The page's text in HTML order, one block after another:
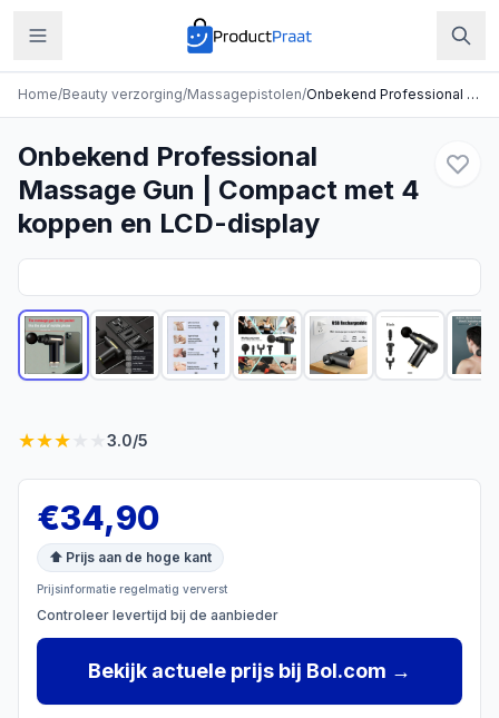
Home/Beauty verzorging/Massagepistolen/ Onbekend Professional Massage Gun | Compact met 4 koppen en LCD-display
Onbekend Professional
Massage Gun | Compact met 4
koppen en LCD-display
★★★ 3.0/5
€34,90
⬆ Prijs aan de hoge kant
Prijsinformatie regelmatig ververst
Controleer levertijd bij de aanbieder
Bekijk actuele prijs bij Bol.com →